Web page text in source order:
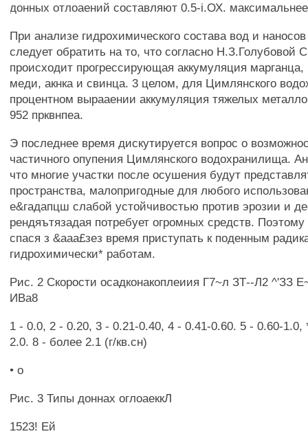
донных отлоаений составляют 0.5-i.ОХ.
При анализе гидрохимического состава вод и
следует обратить на то, что согласно Н.З.Голубовой
происходит прогрессирующая аккумуляция марганца,
меди, акнка и свинца. 3 целом, для Цимлянского
процентном вырааении аккумуляция тяжелых
952 прквнпеа.
Э последнее время дискутируется вопрос о
частичного опупения Цимлянского водохранилища.
что многие участки после осушения будут
пространства, малопригодные для любого
е&гадапцш слабой устойчивостью против эрозии и
рендяътязадая потребует огромных средств.
спася з &ааа£зез время приступать к поденным
гидрохимически* работам.
Рис. 2 Скорости осадконакоплеиия Г7~л ЗТ--Л2 ^'ЗЗ
ИВа8
1 - 0.0, 2 - 0.20, 3 - 0.21-0.40, 4 - 0.41-0.60. 5 - 0.60-
2.0. 8 - более 2.1 (г/кв.сн)
• о
Рис. 3 Типы доннах оглоаеккЛ
1523! Ей